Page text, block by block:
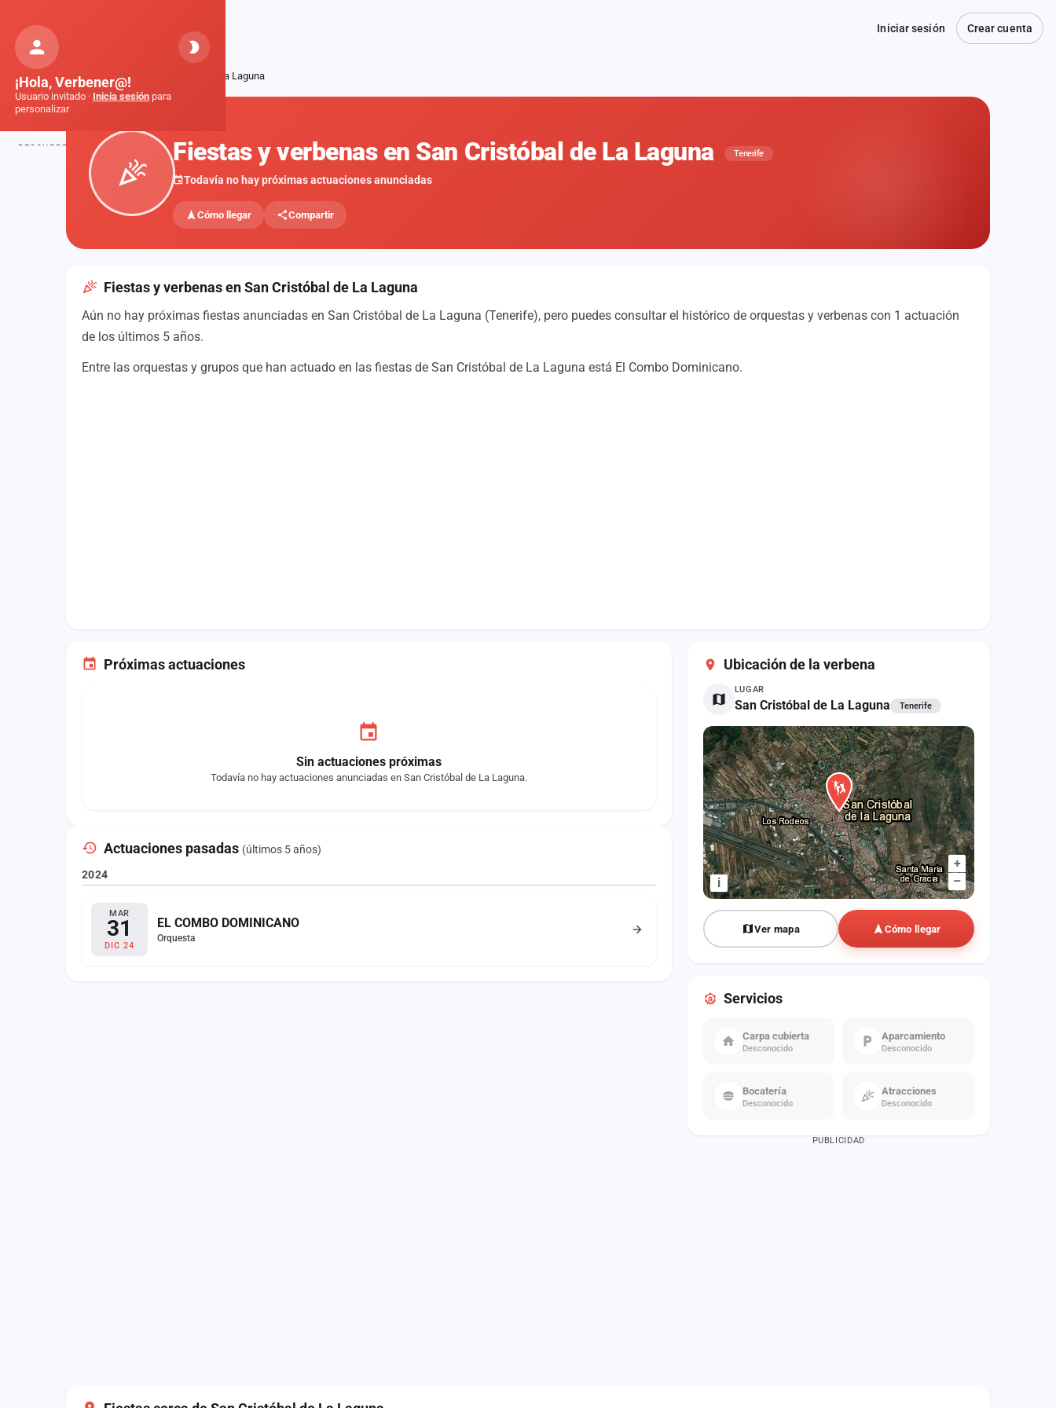
Iniciar sesión Crear cuenta
Inicio Fiestas San Cristóbal de La Laguna
Fiestas y verbenas en San Cristóbal de La Laguna Tenerife
Todavía no hay próximas actuaciones anunciadas
Cómo llegar Compartir
Fiestas y verbenas en San Cristóbal de La Laguna
Aún no hay próximas fiestas anunciadas en San Cristóbal de La Laguna (Tenerife), pero puedes consultar el histórico de orquestas y verbenas con 1 actuación
de los últimos 5 años.
Entre las orquestas y grupos que han actuado en las fiestas de San Cristóbal de La Laguna está El Combo Dominicano.
Próximas actuaciones
Sin actuaciones próximas
Todavía no hay actuaciones anunciadas en San Cristóbal de La Laguna.
Actuaciones pasadas (últimos 5 años)
2024
MAR
31
DIC 24
EL COMBO DOMINICANO
Orquesta
Ubicación de la verbena
LUGAR
San Cristóbal de La Laguna Tenerife
+
–
i
Ver mapa Cómo llegar
Servicios
Carpa cubierta
Desconocido
Aparcamiento
Desconocido
Bocatería
Desconocido
Atracciones
Desconocido
PUBLICIDAD
¡Hola, Verbener@!
Usuario invitado · Inicia sesión para
personalizar
DESCUBRE
Formaciones
Componentes